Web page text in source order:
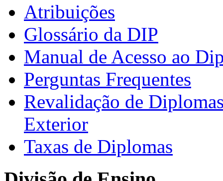
Atribuições
Glossário da DIP
Manual de Acesso ao
Perguntas Frequentes
Revalidação de
Exterior
Taxas de Diplomas